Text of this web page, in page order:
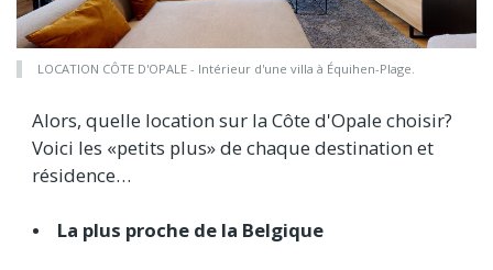
LOCATION CÔTE D'OPALE - Intérieur d'une villa à Équihen-Plage.
Alors, quelle location sur la Côte d'Opale choisir?
Voici les «petits plus» de chaque destination et
résidence…
• La plus proche de la Belgique